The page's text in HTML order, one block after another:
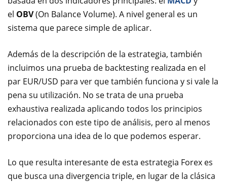
el OBV(On Balance Volume). A nivel general es un
sistema que parece simple de aplicar.
Además de la descripción de la estrategia, también
incluimos una prueba de backtesting realizada en el
par EUR/USD para ver que también funciona y si vale la
pena su utilización. No se trata de una prueba
exhaustiva realizada aplicando todos los principios
relacionados con este tipo de análisis, pero al menos
proporciona una idea de lo que podemos esperar.
Lo que resulta interesante de esta estrategia Forex es
que busca una divergencia triple, en lugar de la clásica